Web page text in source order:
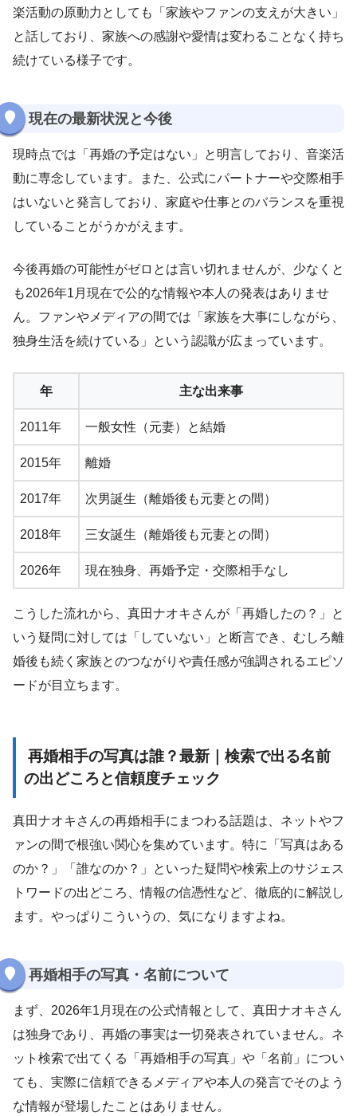
楽活動の原動力としても「家族やファンの支えが大きい」
と話しており、家族への感謝や愛情は変わることなく持ち
続けている様子です。
現在の最新状況と今後
現時点では「再婚の予定はない」と明言しており、音楽活
動に専念しています。また、公式にパートナーや交際相手
はいないと発言しており、家庭や仕事とのバランスを重視
していることがうかがえます。
今後再婚の可能性がゼロとは言い切れませんが、少なくと
も2026年1月現在で公的な情報や本人の発表はありませ
ん。ファンやメディアの間では「家族を大事にしながら、
独身生活を続けている」という認識が広まっています。
年 主な出来事
2011年 一般女性（元妻）と結婚
2015年 離婚
2017年 次男誕生（離婚後も元妻との間）
2018年 三女誕生（離婚後も元妻との間）
2026年 現在独身、再婚予定・交際相手なし
こうした流れから、真田ナオキさんが「再婚したの？」と
いう疑問に対しては「していない」と断言でき、むしろ離
婚後も続く家族とのつながりや責任感が強調されるエピソ
ードが目立ちます。
再婚相手の写真は誰？最新｜検索で出る名前
の出どころと信頼度チェック
真田ナオキさんの再婚相手にまつわる話題は、ネットやフ
ァンの間で根強い関心を集めています。特に「写真はある
のか？」「誰なのか？」といった疑問や検索上のサジェス
トワードの出どころ、情報の信憑性など、徹底的に解説し
ます。やっぱりこういうの、気になりますよね。
再婚相手の写真・名前について
まず、2026年1月現在の公式情報として、真田ナオキさん
は独身であり、再婚の事実は一切発表されていません。ネ
ット検索で出てくる「再婚相手の写真」や「名前」につい
ても、実際に信頼できるメディアや本人の発言でそのよう
な情報が登場したことはありません。